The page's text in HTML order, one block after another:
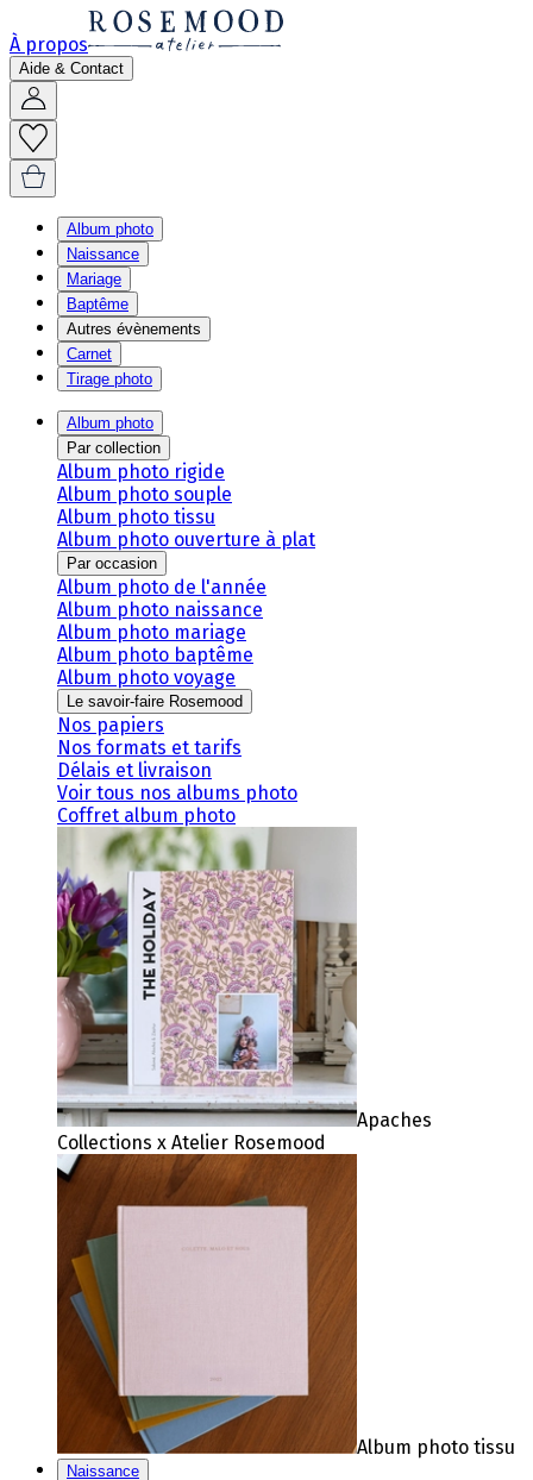
À propos
Aide & Contact
Album photo
Naissance
Mariage
Baptême
Autres évènements
Carnet
Tirage photo
Album photo
Par collection
Album photo rigide
Album photo souple
Album photo tissu
Album photo ouverture à plat
Par occasion
Album photo de l'année
Album photo naissance
Album photo mariage
Album photo baptême
Album photo voyage
Le savoir-faire Rosemood
Nos papiers
Nos formats et tarifs
Délais et livraison
Voir tous nos albums photo
Coffret album photo
Apaches
Collections x Atelier Rosemood
Album photo tissu
Naissance